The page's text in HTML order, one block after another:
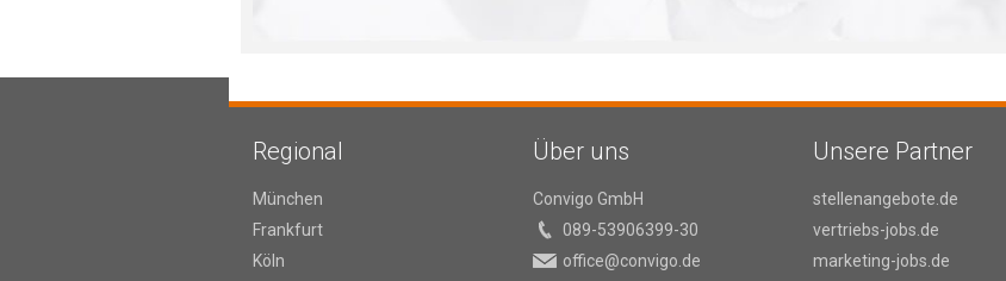
Regional
München
Frankfurt
Köln
Über uns
Convigo GmbH
089-53906399-30
office@convigo.de
Unsere Partner
stellenangebote.de
vertriebs-jobs.de
marketing-jobs.de